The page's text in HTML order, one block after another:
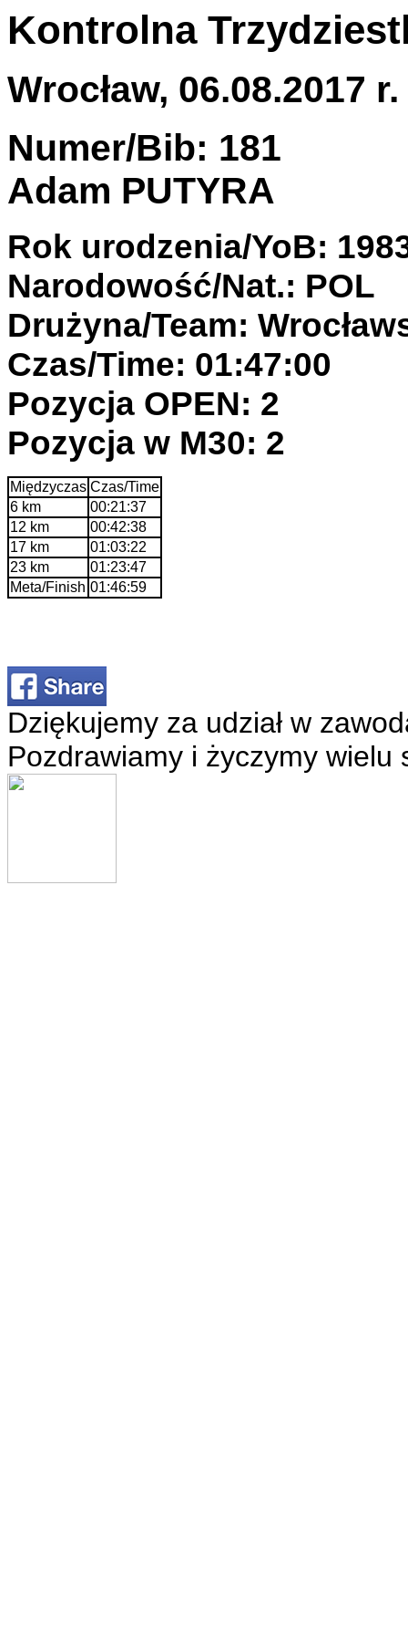
Kontrolna
Wrocław, 06.08.2017 r.
Numer/Bib: 181
Adam PUTYRA
Rok urodzenia/YoB:
Narodowość/Nat.: POL
Drużyna/Team:
Czas/Time: 01:47:00
Pozycja OPEN: 2
Pozycja w M30: 2
Międzyczas Czas/Time
6 km
00:21:37
12 km
00:42:38
17 km
01:03:22
23 km
01:23:47
Meta/Finish 01:46:59
Dziękujemy za udział w
Pozdrawiamy i życzymy wielu